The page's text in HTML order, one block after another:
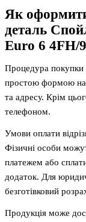
Як
деталь
Euro 6 4FH/
Процедура покупки
простою формою на
та адресу. Крім
телефоном.
Умови оплати
Фізичні особи
платежем або
додаток. Для
безготівковий
Продукція може